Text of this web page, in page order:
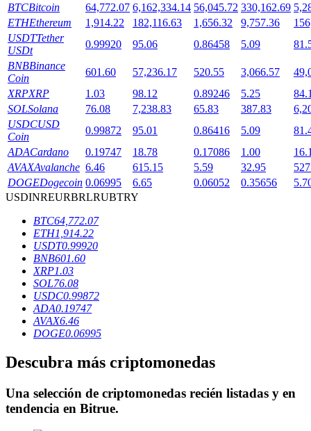
Launchpool
Participación flexible para ganar tokens populares
Bloqueos BTR
Inversiones exclusivas para titulares de BTR
Préstamos
Servicio de préstamos respaldado por criptomonedas
BTCBitcoin 64,772.07 6,162,334.14 56,045.72 330,162.69
ETHEthereum 1,914.22 182,116.63 1,656.32 9,757.36
USDTTether
USDt
0.99920 95.06 0.86458 5.09
BNBBinance
Coin
601.60 57,236.17 520.55 3,066.57
XRPXRP 1.03 98.12 0.89246 5.25
SOLSolana 76.08 7,238.83 65.83 387.83
USDCUSD
Coin
0.99872 95.01 0.86416 5.09
ADACardano 0.19747 18.78 0.17086 1.00
AVAXAvalanche 6.46 615.15 5.59 32.95
DOGEDogecoin 0.06995 6.65 0.06052 0.35656
USDINREURBRLRUBTRY
BTC64,772.07
ETH1,914.22
USDT0.99920
BNB601.60
XRP1.03
SOL76.08
USDC0.99872
ADA0.19747
AVAX6.46
DOGE0.06995
Descubra más criptomonedas
Una selección de criptomonedas recién listadas y en
tendencia en Bitrue.